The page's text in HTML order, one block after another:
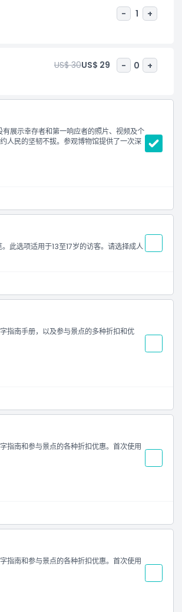
- 1 +
US$ 30US$ 29 - 0 +
展示幸存者和第一响应者的照片、视频及个
人民的坚韧不拔。参观博物馆提供了一次深
此选项适用于13至17岁的访客。请选择成人
指南手册，以及参与景点的多种折扣和优
指南和参与景点的各种折扣优惠。首次使用
指南和参与景点的各种折扣优惠。首次使用